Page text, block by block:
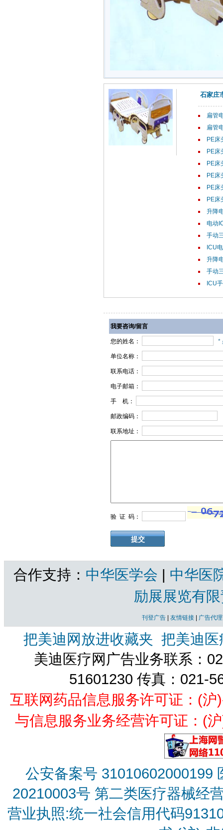
石家庄
扁管
扁管
PE床
PE床
PE床
PE床
PE床
PE床
升降
电动
手动
ICU
升降
手动
ICU
我要咨询/留言
您的姓名： *
单位名称：
联系电话：
电子邮箱：
手 机：
邮政编码：
联系地址：
验 证 码：
合作支持： 中华医学会 | 中华医
励展展览有
刊登广告 友情链接 广告代
把美迪网放进收藏夹 把美迪
美迪医疗网广告业务联系：
51601230 传真：021-
互联网药品信息服务许可证：(
与信息服务业务经营许可证：(
公安备案号 31010602000199
20210003号 第二类医疗器械经
营业执照:统一社会信用代码